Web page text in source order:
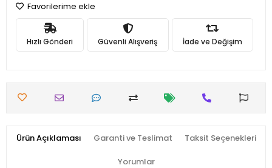
Favorilerime ekle
Hızlı Gönderi Güvenli Alışveriş İade ve Değişim
Ürün Açıklaması Garanti ve Teslimat Taksit Seçenekleri
Yorumlar